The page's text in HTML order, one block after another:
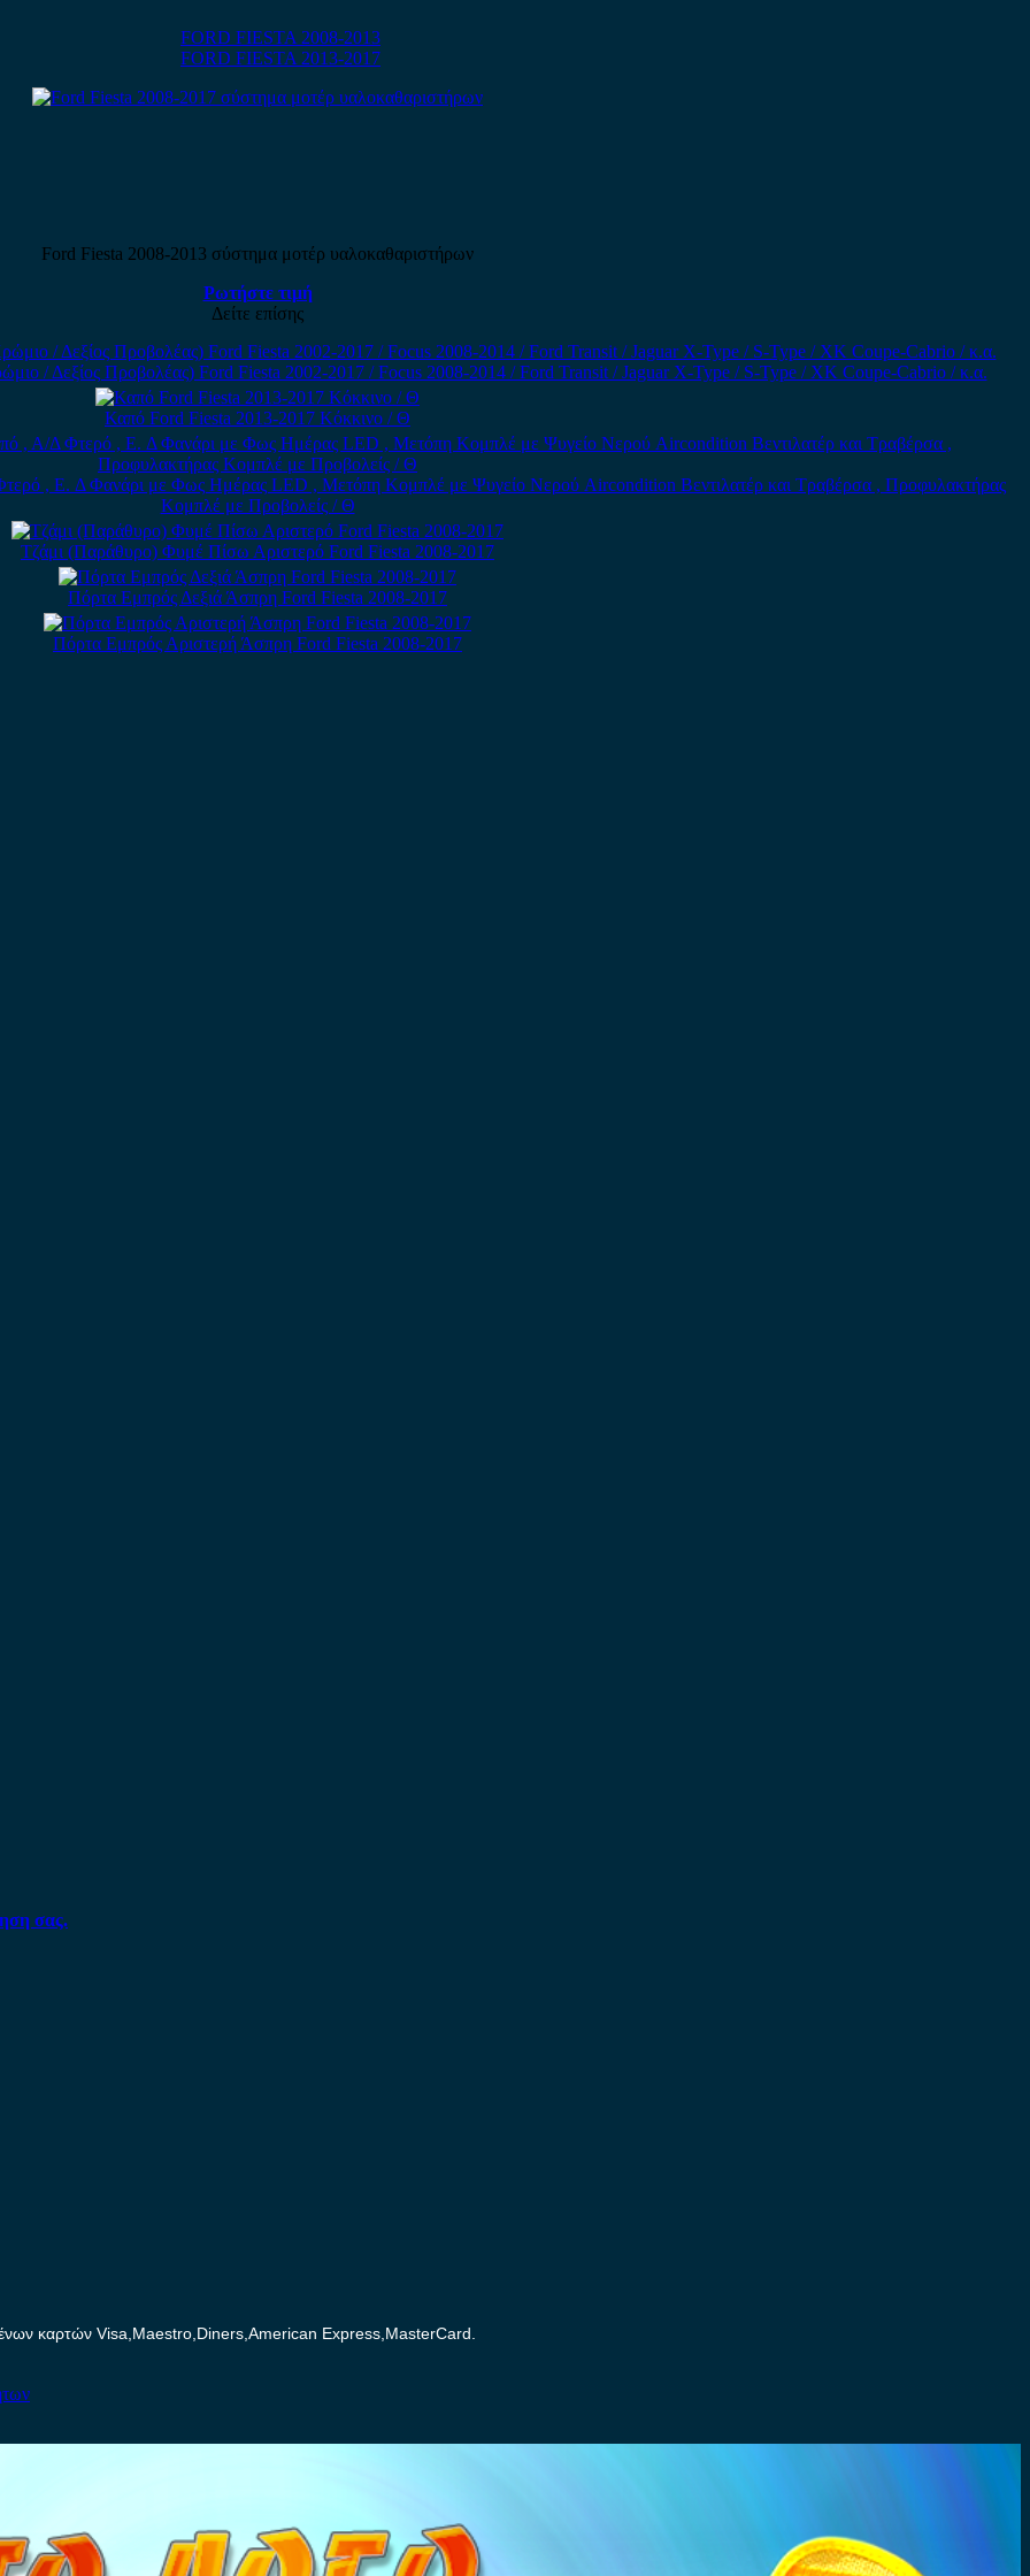
FORD FIESTA 2008-2013
FORD FIESTA 2013-2017
Ford Fiesta 2008-2013 σύστημα μοτέρ υαλοκαθαριστήρων
Ρωτήστε τιμή
Δείτε επίσης
/ Δεξίος Προβολέας) Ford Fiesta 2002-2017 / Focus 2008-2014 / Ford Transit / Jaguar X-Type / S-Type / XK Coupe-Cabrio / κ.α.
Καπό Ford Fiesta 2013-2017 Κόκκινο / Θ
, E. Δ Φανάρι με Φως Ημέρας LED , Μετόπη Κομπλέ με Ψυγείο Νερού Aircondition Βεντιλατέρ και Τραβέρσα , Προφυλακτήρας
Κομπλέ με Προβολείς / Θ
Τζάμι (Παράθυρο) Φυμέ Πίσω Αριστερό Ford Fiesta 2008-2017
Πόρτα Εμπρός Δεξιά Άσπρη Ford Fiesta 2008-2017
Πόρτα Εμπρός Αριστερή Άσπρη Ford Fiesta 2008-2017
σας.
καρτών Visa,Maestro,Diners,American Express,MasterCard.